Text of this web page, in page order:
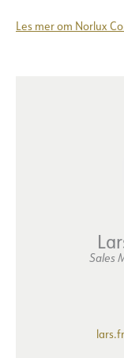
Les mer om Norlux
Sales